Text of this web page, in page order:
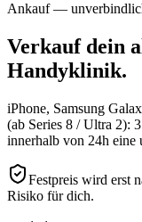
Ankauf —
Verkauf dein
Handyklinik.
iPhone, Samsung
(ab Series 8 / Ultra 2):
innerhalb von 24h eine
Festpreis wird erst
Risiko für dich.